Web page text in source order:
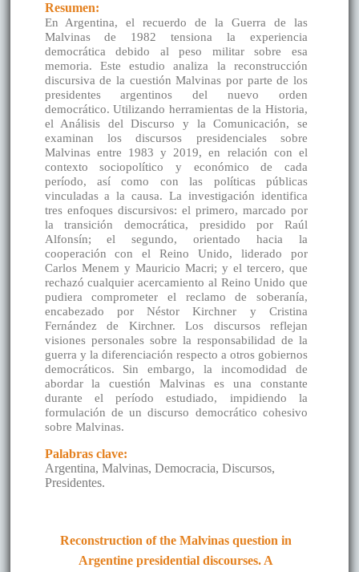
Resumen:
En Argentina, el recuerdo de la Guerra de las
Malvinas de 1982 tensiona la experiencia
democrática debido al peso militar sobre esa
memoria. Este estudio analiza la reconstrucción
discursiva de la cuestión Malvinas por parte de los
presidentes argentinos del nuevo orden
democrático. Utilizando herramientas de la Historia,
el Análisis del Discurso y la Comunicación, se
examinan los discursos presidenciales sobre
Malvinas entre 1983 y 2019, en relación con el
contexto sociopolítico y económico de cada
período, así como con las políticas públicas
vinculadas a la causa. La investigación identifica
tres enfoques discursivos: el primero, marcado por
la transición democrática, presidido por Raúl
Alfonsín; el segundo, orientado hacia la
cooperación con el Reino Unido, liderado por
Carlos Menem y Mauricio Macri; y el tercero, que
rechazó cualquier acercamiento al Reino Unido que
pudiera comprometer el reclamo de soberanía,
encabezado por Néstor Kirchner y Cristina
Fernández de Kirchner. Los discursos reflejan
visiones personales sobre la responsabilidad de la
guerra y la diferenciación respecto a otros gobiernos
democráticos. Sin embargo, la incomodidad de
abordar la cuestión Malvinas es una constante
durante el período estudiado, impidiendo la
formulación de un discurso democrático cohesivo
sobre Malvinas.
Palabras clave:
Argentina, Malvinas, Democracia, Discursos,
Presidentes.
Reconstruction of the Malvinas question in
Argentine presidential discourses. A